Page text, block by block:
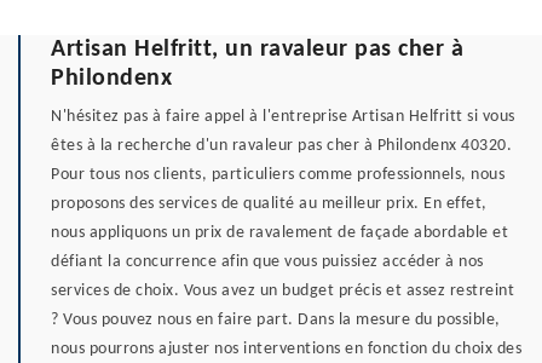
Artisan Helfritt, un ravaleur pas cher à
Philondenx
N'hésitez pas à faire appel à l'entreprise Artisan Helfritt si vous
êtes à la recherche d'un ravaleur pas cher à Philondenx 40320.
Pour tous nos clients, particuliers comme professionnels, nous
proposons des services de qualité au meilleur prix. En effet,
nous appliquons un prix de ravalement de façade abordable et
défiant la concurrence afin que vous puissiez accéder à nos
services de choix. Vous avez un budget précis et assez restreint
? Vous pouvez nous en faire part. Dans la mesure du possible,
nous pourrons ajuster nos interventions en fonction du choix des